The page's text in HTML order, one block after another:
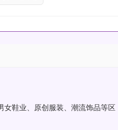
鞋业、原创服装、潮流饰品等区